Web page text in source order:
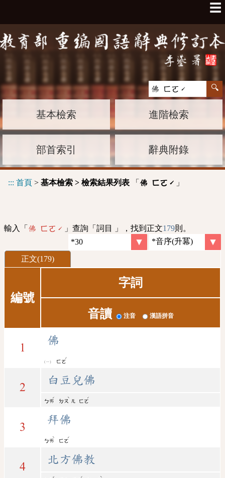
☰
基本檢索 進階檢索
部首索引 辭典附錄
::: 首頁 > 基本檢索 > 檢索結果列表 「 佛 ㄈㄛˊ 」
輸入「 佛 ㄈㄛˊ 」查詢「詞目 」，找到正文179則。
正文(179)
編號
字詞
音讀 注音 漢語拼音
1
佛
ㄈㄛ
ˊ
2
白豆兒佛
ㄅㄞ
ˊ
ㄉㄡ
ˋ
ㄦ ㄈㄛ
ˊ
3
拜佛
ㄅㄞ
ˋ
ㄈㄛ
ˊ
4
北方佛教
ˇ ˊ ˋ